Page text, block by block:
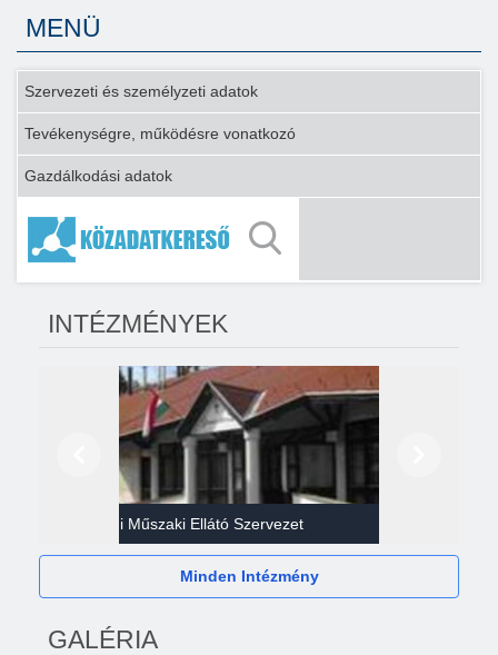
MENÜ
Szervezeti és személyzeti adatok
Tevékenységre, működésre vonatkozó
Gazdálkodási adatok
INTÉZMÉNYEK
Gazdasági Műszaki Ellátó Szervezet
Minden Intézmény
GALÉRIA